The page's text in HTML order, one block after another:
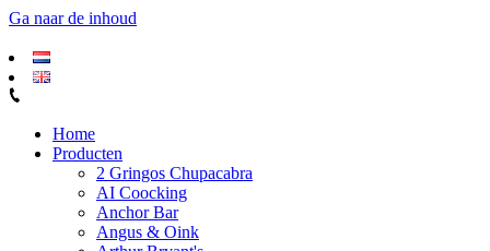
Ga naar de inhoud
Home
Producten
2 Gringos Chupacabra
AI Coocking
Anchor Bar
Angus & Oink